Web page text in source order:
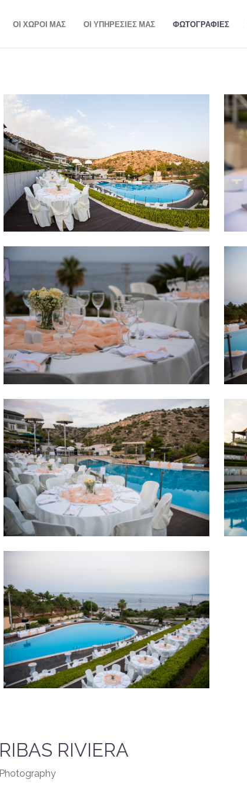
ΟΙ ΧΩΡΟΙ ΜΑΣ ΟΙ ΥΠΗΡΕΣΙΕΣ ΜΑΣ ΦΩΤΟΓΡΑΦΙΕΣ
RIBAS RIVIERA
Photography